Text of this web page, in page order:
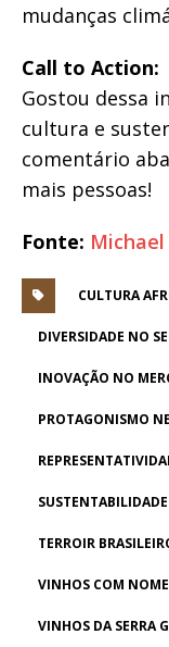
mudanças
Call to Action:
Gostou dessa
cultura e
comentário
mais pessoas!
Fonte:
CULTURA
DIVERSIDADE NO
INOVAÇÃO NO
PROTAGONISMO
TERROIR
VINHOS COM
VINHOS DA SERRA